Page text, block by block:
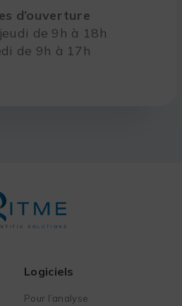
d’ouverture
de 9h à 18h
de 9h à 17h
Logiciels
Pour l’analyse